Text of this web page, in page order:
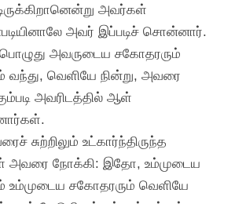
அவர்கள்
அவர் இப்படிச் சொன்னார்.
அவருடைய சகோதரரும்
வந்து, வெளியே நின்று, அவரை
அவரிடத்தில் ஆள்
சுற்றிலும் உட்கார்ந்திருந்த
அவரை நோக்கி: இதோ, உம்முடைய
உம்முடைய சகோதரரும் வெளியே